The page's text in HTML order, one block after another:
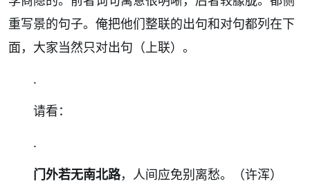
重写景的句子。俺把他们整联的出句和对句都列在下
面，大家当然只对出句（上联）。
.
请看：
.
门外若无南北路，人间应免别离愁。（许浑）